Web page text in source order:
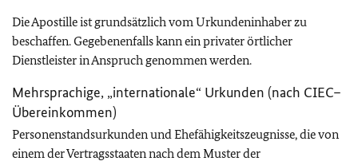
Die Apostille ist grundsätzlich vom Urkundeninhaber zu
beschaffen. Gegebenenfalls kann ein privater örtlicher
Dienstleister in Anspruch genommen werden.
Mehrsprachige, „internationale“ Urkunden (nach CIEC–
Übereinkommen)
Personenstandsurkunden und Ehefähigkeitszeugnisse, die von
einem der Vertragsstaaten nach dem Muster der